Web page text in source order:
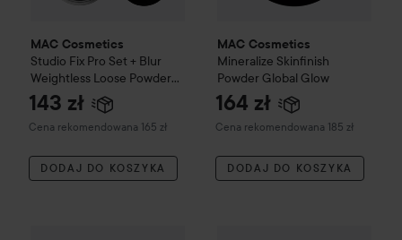
MAC Cosmetics
Studio Fix Pro Set + Blur
Weightless Loose Powder
Translucent 12 g
143 zł
Cena rekomendowana 165 zł
Zalecana cena 165 zł
DODAJ DO KOSZYKA
MAC Cosmetics
Mineralize Skinfinish
Powder Global Glow
164 zł
Cena rekomendowana 185 zł
Zalecana cena 185 zł
DODAJ DO KOSZYKA